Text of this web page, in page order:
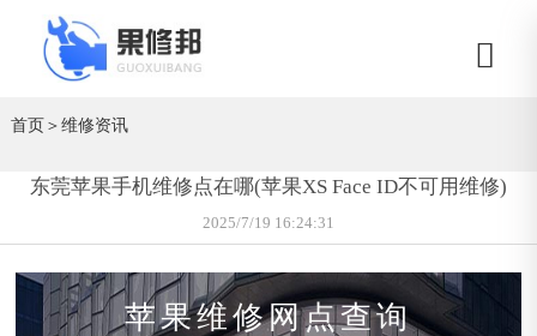
首页＞维修资讯
东莞苹果手机维修点在哪(苹果XS Face ID不可用维修)
2025/7/19 16:24:31
苹果维修网点查询